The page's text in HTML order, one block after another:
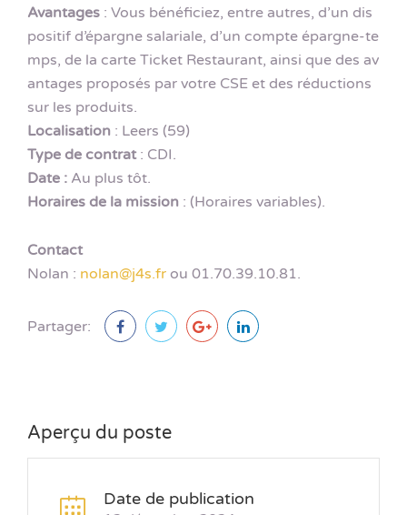
Avantages : Vous bénéficiez, entre autres, d’un dis
positif d’épargne salariale, d’un compte épargne-te
mps, de la carte Ticket Restaurant, ainsi que des av
antages proposés par votre CSE et des réductions
sur les produits.
Localisation : Leers (59)
Type de contrat: CDI.
Date : Au plus tôt.
Horaires de la mission : (Horaires variables).
Contact
Nolan : nolan@j4s.fr ou 01.70.39.10.81.
Partager:
Aperçu du poste
Date de publication